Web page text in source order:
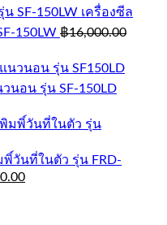
เครื่องซีล
150LW ฿16,000.00
นอน รุ่น SF-150LD
วันที่ในตัว รุ่น FRD-